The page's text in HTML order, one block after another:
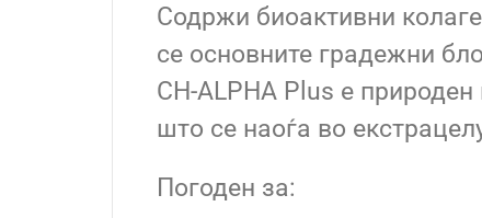
Содржи биоактивни
се основните градежни
CH-ALPHA Plus е
што се наоѓа во
Погоден за: